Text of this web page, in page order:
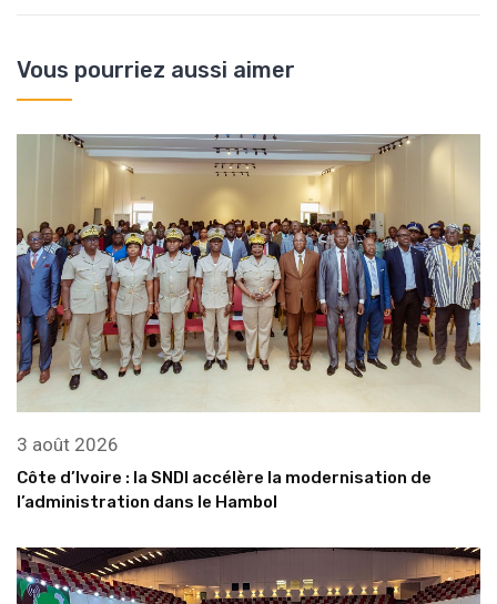
Vous pourriez aussi aimer
3 août 2026
Côte d’Ivoire : la SNDI accélère la modernisation de
l’administration dans le Hambol